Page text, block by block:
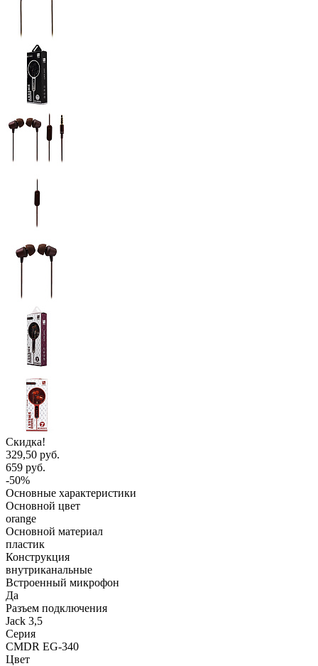
Скидка!
329,50 руб.
659 руб.
-50%
Основные характеристики
Основной цвет
orange
Основной материал
пластик
Конструкция
внутриканальные
Встроенный микрофон
Да
Разъем подключения
Jack 3,5
Серия
CMDR EG-340
Цвет